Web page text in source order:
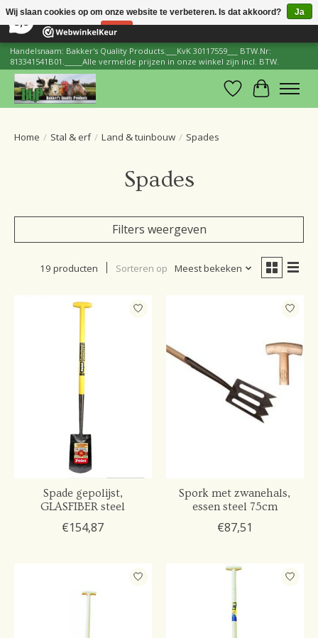
206 Reviews ×
Handelsnaam: Bakker's Quality Products.___KvK 30117559___ BTW.Nr:
813341541B01._____Alle vermelde prijzen in onze winkel zijn incl. BTW.
Verlanglijst
Home / Stal & erf / Land & tuinbouw / Spades
Spades
Filters weergeven
19 producten Sorteren op Meest bekeken
Spade gepolijst,
GLASFIBER steel
€154,87
Spork met zwanehals,
essen steel 75cm
€87,51
Wij slaan cookies op om onze website te verbeteren. Is dat akkoord?
Ja
Nee